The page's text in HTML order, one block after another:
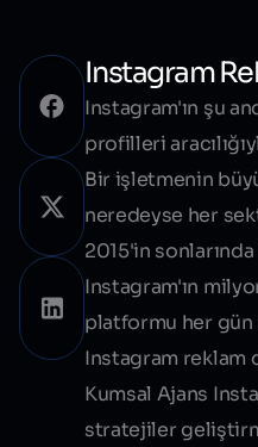
Instagram
Instagram'ın şu
profilleri
Bir işletmenin
neredeyse her
2015'in
Instagram'ın
platformu her gün
Instagram reklam
Kumsal Ajans
stratejiler